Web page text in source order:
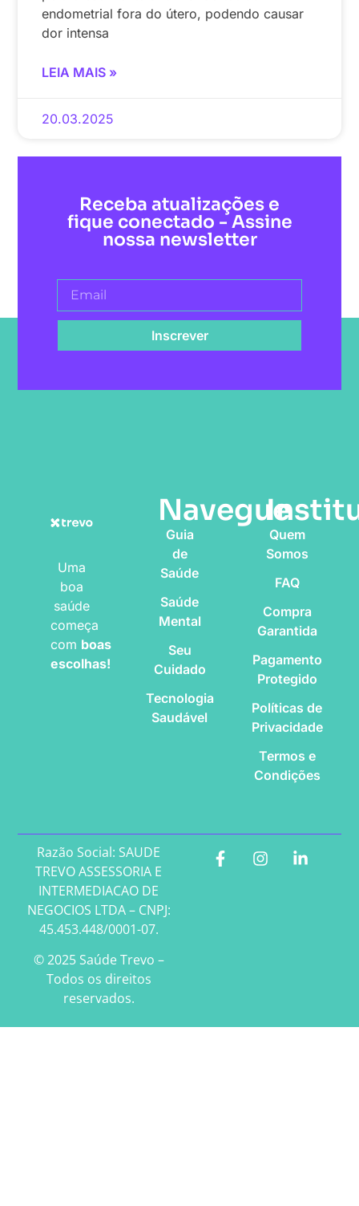
endometrial fora do útero, podendo causar
dor intensa
LEIA MAIS »
20.03.2025
Receba atualizações e
fique conectado - Assine
nossa newsletter
Inscrever
Uma
boa
saúde
começa
com boas
escolhas!
Navegue
Guia
de
Saúde
Saúde
Mental
Seu
Cuidado
Tecnologia
Saudável
Quem
Somos
FAQ
Compra
Garantida
Pagamento
Protegido
Políticas de
Privacidade
Termos e
Condições
Razão Social: SAUDE
TREVO ASSESSORIA E
INTERMEDIACAO DE
NEGOCIOS LTDA – CNPJ:
45.453.448/0001-07.
© 2025 Saúde Trevo –
Todos os direitos
reservados.